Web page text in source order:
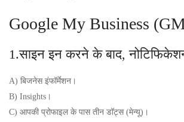
Google My Business
1.साइन इन करने के बाद,
A) बिजनेस इंफॉर्मेशन।
B) Insights।
C) आपकी प्रोफाइल के पास तीन डॉट्स (मेन्यू)।